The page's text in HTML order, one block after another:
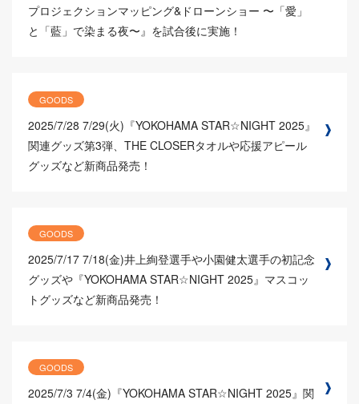
プロジェクションマッピング&ドローンショー 〜「愛」
と「藍」で染まる夜〜』を試合後に実施！
GOODS
2025/7/28 7/29(火)『YOKOHAMA STAR☆NIGHT 2025』
関連グッズ第3弾、THE CLOSERタオルや応援アピール
グッズなど新商品発売！
GOODS
2025/7/17 7/18(金)井上絢登選手や小園健太選手の初記念
グッズや『YOKOHAMA STAR☆NIGHT 2025』マスコッ
トグッズなど新商品発売！
GOODS
2025/7/3 7/4(金)『YOKOHAMA STAR☆NIGHT 2025』関